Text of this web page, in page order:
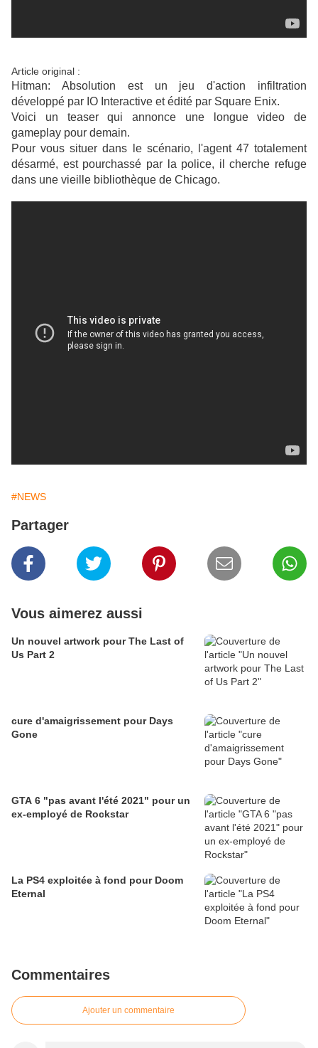
Article original :
Hitman: Absolution est un jeu d'action infiltration
développé par IO Interactive et édité par Square Enix.
Voici un teaser qui annonce une longue video de
gameplay pour demain.
Pour vous situer dans le scénario, l'agent 47 totalement
désarmé, est pourchassé par la police, il cherche refuge
dans une vieille bibliothèque de Chicago.
#NEWS
Partager
Vous aimerez aussi
Un nouvel artwork pour The Last of
Us Part 2
cure d'amaigrissement pour Days
Gone
GTA 6 "pas avant l'été 2021" pour un
ex-employé de Rockstar
La PS4 exploitée à fond pour Doom
Eternal
Commentaires
Ajouter un commentaire